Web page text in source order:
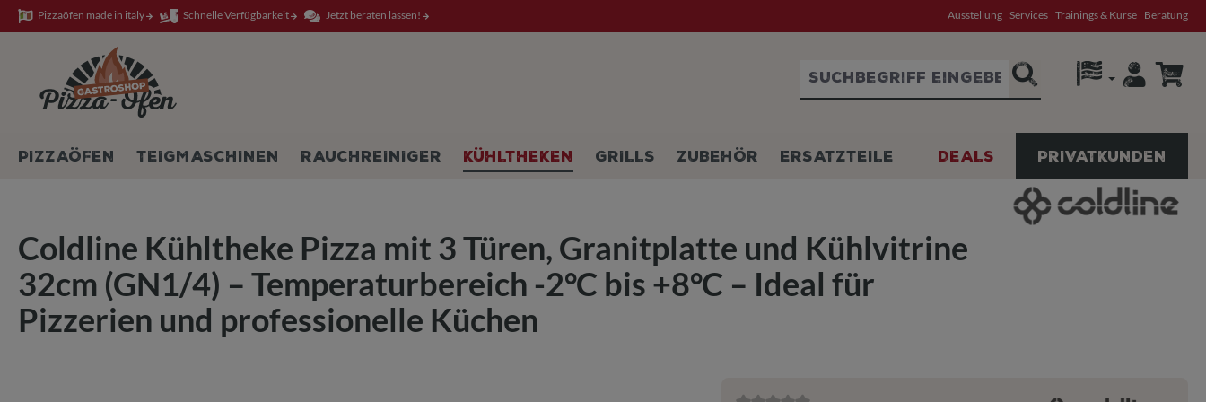
Zur Hauptnavigation springen
Pizzaöfen made in italy Schnelle Verfügbarkeit Jetzt beraten lassen! Ausstellung Services Trainings & Kurse Beratung
PIZZAÖFEN TEIGMASCHINEN RAUCHREINIGER KÜHLTHEKEN GRILLS ZUBEHÖR ERSATZTEILE DEALS PRIVATKUNDEN
Coldline Kühltheke Pizza mit 3 Türen, Granitplatte und Kühlvitrine
32cm (GN1/4) – Temperaturbereich -2°C bis +8°C – Ideal für
Pizzerien und professionelle Küchen